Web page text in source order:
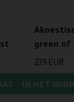
green
239 EUR
IN HET